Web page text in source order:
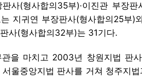
사(형사합의35부)·이진관 부장
지귀연 부장판사(형사합의25부)
사(형사합의32부)는 31기다.
을 마치고 2003년 창원지법 판
울중앙지법 판사를 거쳐 청주지